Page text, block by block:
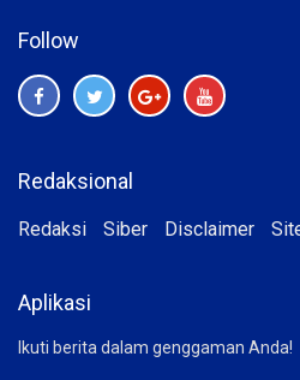
Follow
Redaksional
Redaksi Siber Disclaimer
Aplikasi
Ikuti berita dalam genggaman Anda!